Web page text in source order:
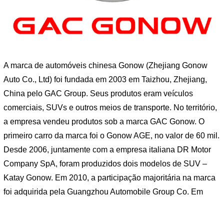
A marca de automóveis chinesa Gonow (Zhejiang Gonow
Auto Co., Ltd) foi fundada em 2003 em Taizhou, Zhejiang,
China pelo GAC Group. Seus produtos eram veículos
comerciais, SUVs e outros meios de transporte. No território,
a empresa vendeu produtos sob a marca GAC ​​Gonow. O
primeiro carro da marca foi o Gonow AGE, no valor de 60 mil.
Desde 2006, juntamente com a empresa italiana DR Motor
Company SpA, foram produzidos dois modelos de SUV –
Katay Gonow. Em 2010, a participação majoritária na marca
foi adquirida pela Guangzhou Automobile Group Co. Em